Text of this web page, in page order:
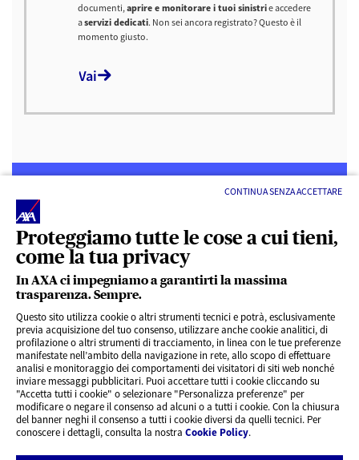
Proteggiamo tutte le cose a cui tieni,
come la tua privacy
In AXA ci impegniamo a garantirti la massima
trasparenza. Sempre.
Questo sito utilizza cookie o altri strumenti tecnici e potrà, esclusivamente
previa acquisizione del tuo consenso, utilizzare anche cookie analitici, di
profilazione o altri strumenti di tracciamento, in linea con le tue preferenze
manifestate nell’ambito della navigazione in rete, allo scopo di effettuare
analisi e monitoraggio dei comportamenti dei visitatori di siti web nonché
inviare messaggi pubblicitari. Puoi accettare tutti i cookie cliccando su
"Accetta tutti i cookie" o selezionare "Personalizza preferenze" per
modificare o negare il consenso ad alcuni o a tutti i cookie. Con la chiusura
del banner neghi il consenso a tutti i cookie diversi da quelli tecnici. Per
conoscere i dettagli, consulta la nostra Cookie Policy.
CONTINUA SENZA ACCETTARE
documenti, aprire e monitorare i tuoi sinistrie accedere
aservizi dedicati. Non sei ancora registrato? Questo è il
momento giusto.
Vai
LINK UTILI
ACCESSO VELOCE
SERVIZI AL CLIENTE
CHI SIAMO